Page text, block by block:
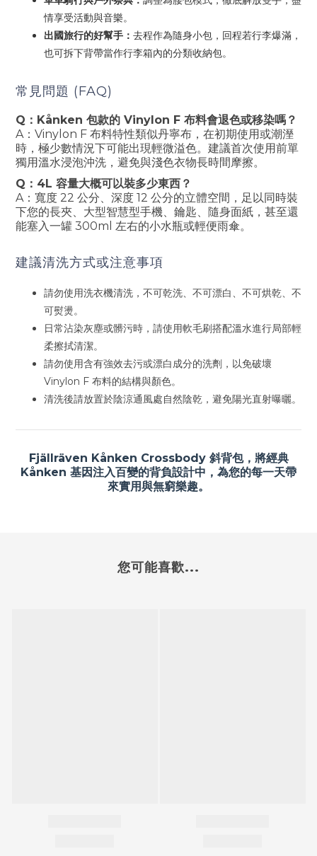
情享受活動與音樂。
出國旅行的好幫手： 去程作為隨身小包，回程若行李爆滿，
也可拆下背帶當作行李箱內的分類收納包。
常見問題 (FAQ)
Q：Kånken 包款的 Vinylon F 布料會退色或移染嗎？
A：Vinylon F 布料特性類似丹寧布，在初期使用或潮溼
時，極少數情況下可能出現輕微溢色。建議首次使用前單
獨用溫水浸泡沖洗，避免與淺色衣物長時間摩擦。
Q：4L 容量大概可以裝多少東西？
A：寬度 22 公分、深度 12 公分的立體空間，足以同時裝
下您的長夾、大型智慧型手機、鑰匙、隨身面紙，甚至還
能塞入一罐 300ml 左右的小水瓶或輕便雨傘。
建議清洗方式或注意事項
請勿使用洗衣機清洗，不可乾洗、不可漂白、不可烘乾、不
可熨燙。
日常沾染灰塵或髒污時，請使用軟毛刷搭配溫水進行局部輕
柔擦拭清潔。
請勿使用含有強效去污或漂白成分的洗劑，以免破壞
Vinylon F 布料的結構與顏色。
清洗後請放置於陰涼通風處自然陰乾，避免陽光直射曝曬。
Fjällräven Kånken Crossbody 斜背包，將經典
Kånken 基因注入百變的背負設計中，為您的每一天帶
來實用與無窮樂趣。
您可能喜歡...